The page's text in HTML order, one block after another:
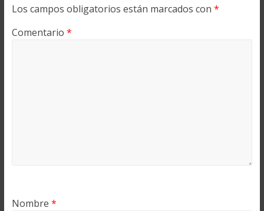
Los campos obligatorios están marcados con *
Comentario *
Nombre *